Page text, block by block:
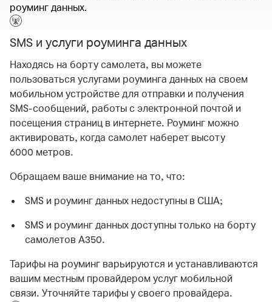
роуминг данных.
SMS и услуги роуминга данных
Находясь на борту самолета, вы можете
пользоваться услугами роуминга данных на своем
мобильном устройстве для отправки и получения
SMS-сообщений, работы с электронной почтой и
посещения страниц в интернете. Роуминг можно
активировать, когда самолет наберет высоту
6000 метров.
Обращаем ваше внимание на то, что:
SMS и роуминг данных недоступны в США;
SMS и роуминг данных доступны только на борту
самолетов А350.
Тарифы на роуминг варьируются и устанавливаются
вашим местным провайдером услуг мобильной
связи. Уточняйте тарифы у своего провайдера.